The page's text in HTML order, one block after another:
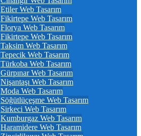
Etiler Web Tasarım
Fikirtepe Web Tasarım
Florya Web Tasarım
Fikirtepe Web Tasarım
Taksim Web Tasarım
Tepecik Web Tasarım
Türkoba Web Tasarım
Gürpınar Web Tasarım
Nişantaşı Web Tasarım
Moda Web Tasarım
Söğütlüçeşme Web Tasarım
Sirkeci Web Tasarım
Kumburgaz Web Tasarım
Haramidere Web Tasarım